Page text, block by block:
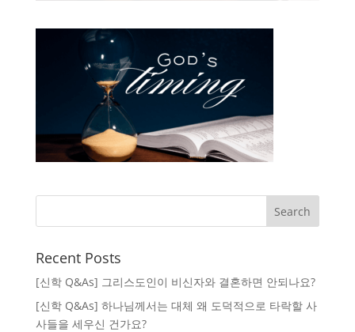
Recent Posts
[신학 Q&As] 그리스도인이 비신자와 결혼하면 안되나요?
[신학 Q&As] 하나님께서는 대체 왜 도덕적으로 타락할 사
사들을 세우신 건가요?